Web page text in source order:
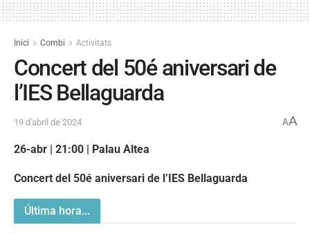
Inici Combi Activitats
Concert del 50é aniversari de
l’IES Bellaguarda
19 d'abril de 2024 AA
26-abr | 21:00 | Palau Altea
Concert del 50é aniversari de l’IES Bellaguarda
Última hora...